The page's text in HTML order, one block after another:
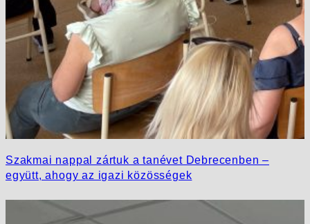
Szakmai nappal zártuk a tanévet Debrecenben –
együtt, ahogy az igazi közösségek